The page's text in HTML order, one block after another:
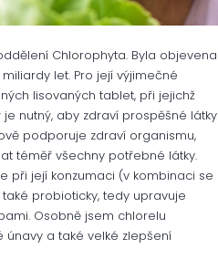
Chlorophyta. Byla objevena
let. Pro její výjimečné
lisovaných tablet, při jejichž
nutný, aby zdraví prospěšné látky
podporuje zdraví organismu,
téměř všechny potřebné látky.
při její konzumaci (v kombinaci se
probioticky, tedy upravuje
Osobně jsem chlorelu
a také velké zlepšení